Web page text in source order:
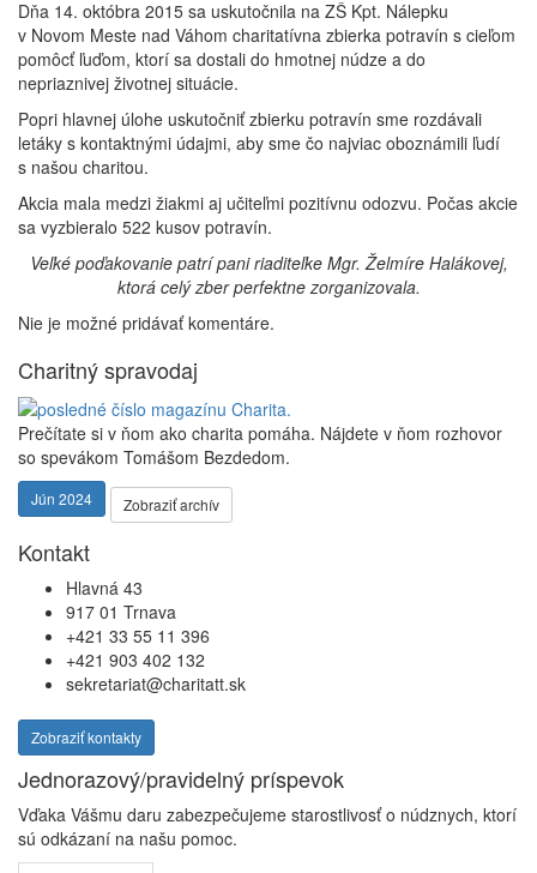
Dňa 14. októbra 2015 sa uskutočnila na ZŠ Kpt. Nálepku
v Novom Meste nad Váhom charitatívna zbierka potravín s cieľom
pomôcť ľuďom, ktorí sa dostali do hmotnej núdze a do
nepriaznivej životnej situácie.
Popri hlavnej úlohe uskutočniť zbierku potravín sme rozdávali
letáky s kontaktnými údajmi, aby sme čo najviac oboznámili ľudí
s našou charitou.
Akcia mala medzi žiakmi aj učiteľmi pozitívnu odozvu. Počas akcie
sa vyzbieralo 522 kusov potravín.
Veľké poďakovanie patrí pani riaditeľke Mgr. Želmíre Halákovej,
ktorá celý zber perfektne zorganizovala.
Nie je možné pridávať komentáre.
Charitný spravodaj
Prečítate si v ňom ako charita pomáha. Nájdete v ňom rozhovor
so spevákom Tomášom Bezdedom.
Jún 2024 Zobraziť archív
Kontakt
Hlavná 43
917 01 Trnava
+421 33 55 11 396
+421 903 402 132
sekretariat@charitatt.sk
Zobraziť kontakty
Jednorazový/pravidelný príspevok
Vďaka Vášmu daru zabezpečujeme starostlivosť o núdznych, ktorí
sú odkázaní na našu pomoc.